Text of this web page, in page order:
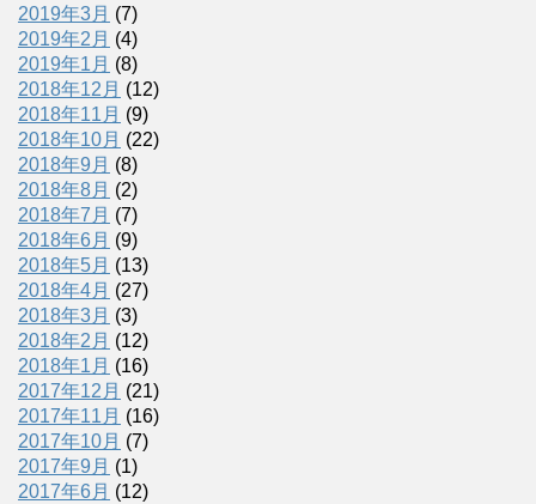
2019年3月 (7)
2019年2月 (4)
2019年1月 (8)
2018年12月 (12)
2018年11月 (9)
2018年10月 (22)
2018年9月 (8)
2018年8月 (2)
2018年7月 (7)
2018年6月 (9)
2018年5月 (13)
2018年4月 (27)
2018年3月 (3)
2018年2月 (12)
2018年1月 (16)
2017年12月 (21)
2017年11月 (16)
2017年10月 (7)
2017年9月 (1)
2017年6月 (12)